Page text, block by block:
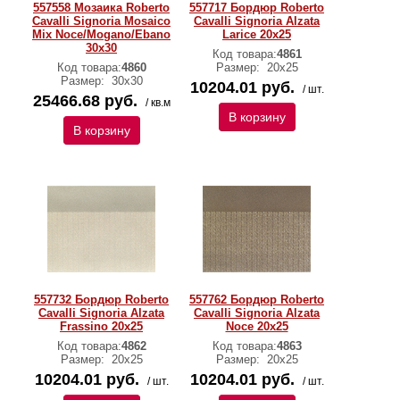
557558 Мозаика Roberto
Cavalli Signoria Mosaico
Mix Noce/Mogano/Ebano
30x30
Код товара:4860
Размер: 30x30
25466.68 руб. / кв.м
В корзину
557717 Бордюр Roberto
Cavalli Signoria Alzata
Larice 20x25
Код товара:4861
Размер: 20x25
10204.01 руб. / шт.
В корзину
557732 Бордюр Roberto
Cavalli Signoria Alzata
Frassino 20x25
Код товара:4862
Размер: 20x25
10204.01 руб. / шт.
557762 Бордюр Roberto
Cavalli Signoria Alzata
Noce 20х25
Код товара:4863
Размер: 20x25
10204.01 руб. / шт.